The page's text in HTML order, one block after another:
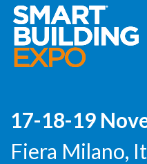
17-18-19
Fiera Milano,